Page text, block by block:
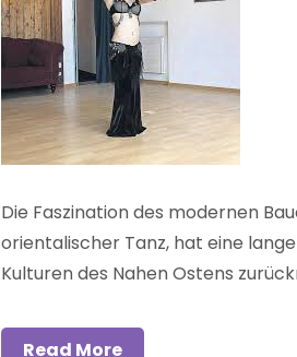
Die Faszination des modernen
orientalischer Tanz, hat eine
Kulturen des Nahen Ostens
Read More